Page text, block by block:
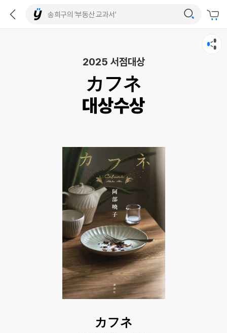
2025 서점대상
カフネ
대상수상
カフネ